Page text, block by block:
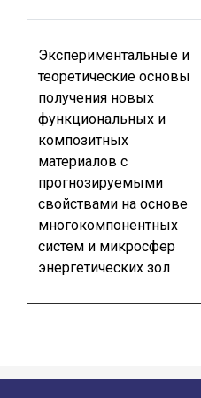
Экспериментальные и
теоретические основы
получения новых
функциональных и
композитных
материалов с
прогнозируемыми
свойствами на основе
многокомпонентных
систем и микросфер
энергетических зол